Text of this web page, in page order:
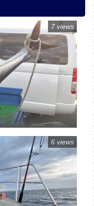
7 views
6 views